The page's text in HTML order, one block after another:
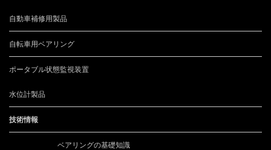
自動車補修用製品
自転車用ベアリング
ポータブル状態監視装置
水位計製品
技術情報
ベアリングの基礎知識